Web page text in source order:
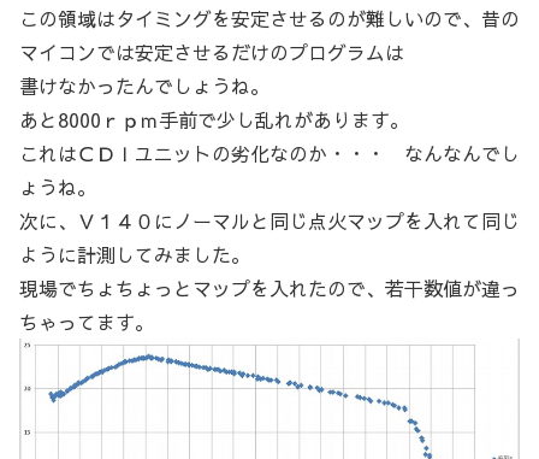
この領域はタイミングを安定させるのが難しいので、昔の
マイコンでは安定させるだけのプログラムは
書けなかったんでしょうね。
あと8000ｒｐｍ手前で少し乱れがあります。
これはＣＤＩユニットの劣化なのか・・・ なんなんでし
ょうね。
次に、Ｖ１４０にノーマルと同じ点火マップを入れて同じ
ように計測してみました。
現場でちょちょっとマップを入れたので、若干数値が違っ
ちゃってます。